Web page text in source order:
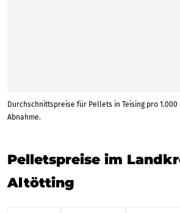
Durchschnittspreise für Pellets in Teising pro 1.000
Abnahme.
Pelletspreise im
Altötting